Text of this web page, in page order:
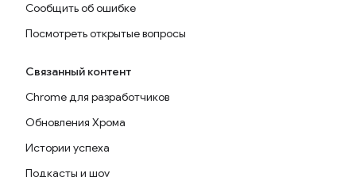
Сообщить об ошибке
Посмотреть открытые вопросы
Связанный контент
Chrome для разработчиков
Обновления Хрома
Истории успеха
Подкасты и шоу